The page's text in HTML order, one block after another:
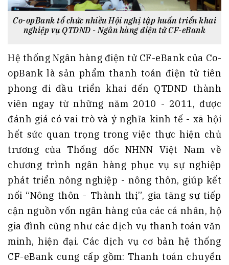
Co-opBank tổ chức nhiều Hội nghị tập huấn triển khai
nghiệp vụ QTDND - Ngân hàng điện tử CF-eBank
Hệ thống Ngân hàng điện tử CF-eBank của Co-
opBank là sản phẩm thanh toán điện tử tiên
phong đi đầu triển khai đến QTDND thành
viên ngay từ những năm 2010 - 2011, được
đánh giá có vai trò và ý nghĩa kinh tế - xã hội
hết sức quan trọng trong việc thực hiện chủ
trương của Thống đốc NHNN Việt Nam về
chương trình ngân hàng phục vụ sự nghiệp
phát triển nông nghiệp - nông thôn, giúp kết
nối “Nông thôn - Thành thị”, gia tăng sự tiếp
cận nguồn vốn ngân hàng của các cá nhân, hộ
gia đình cũng như các dịch vụ thanh toán văn
minh, hiện đại. Các dịch vụ cơ bản hệ thống
CF-eBank cung cấp gồm: Thanh toán chuyển